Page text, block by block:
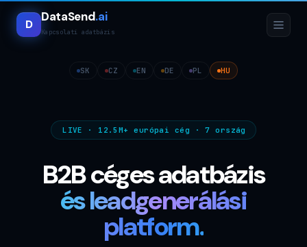
D
DataSend.ai
Kapcsolati adatbázis
SK CZ EN DE PL HU
LIVE · 12.5M+ európai cég · 7 ország
B2B céges adatbázis
és leadgenerálási
platform.